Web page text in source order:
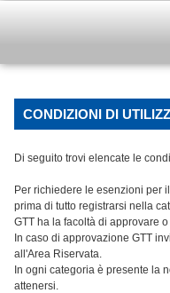
CONDIZIONI DI
Di seguito trovi elencate le
Per richiedere le esenzioni per
prima di tutto registrarsi nella
GTT ha la facoltà di approvare
In caso di approvazione GTT
all'Area Riservata.
In ogni categoria è presente la
attenersi.